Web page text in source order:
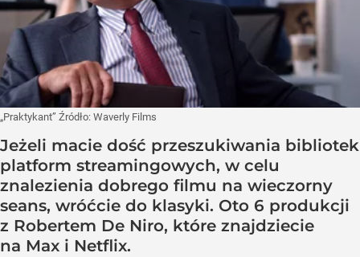
„Praktykant” Źródło: Waverly Films
Jeżeli macie dość przeszukiwania bibliotek
platform streamingowych, w celu
znalezienia dobrego filmu na wieczorny
seans, wróćcie do klasyki. Oto 6 produkcji
z Robertem De Niro, które znajdziecie
na Max i Netflix.